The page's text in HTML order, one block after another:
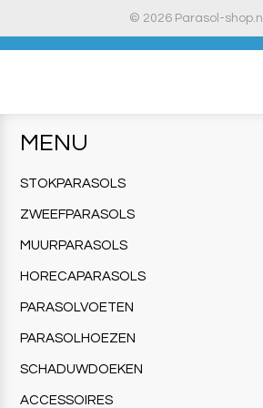
© 2026 Parasol-shop.nl
MENU
STOKPARASOLS
ZWEEFPARASOLS
MUURPARASOLS
HORECAPARASOLS
PARASOLVOETEN
PARASOLHOEZEN
SCHADUWDOEKEN
ACCESSOIRES